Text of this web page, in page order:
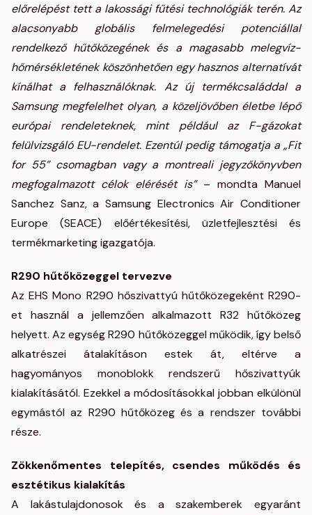
előrelépést tett a lakossági fűtési technológiák terén. Az
alacsonyabb globális felmelegedési potenciállal
rendelkező hűtőközegének és a magasabb melegvíz-
hőmérsékletének köszönhetően egy hasznos alternatívát
kínálhat a felhasználóknak. Az új termékcsaláddal a
Samsung megfelelhet olyan, a közeljövőben életbe lépő
európai rendeleteknek, mint például az F-gázokat
felülvizsgáló EU-rendelet. Ezentúl pedig támogatja a „Fit
for 55” csomagban vagy a montreali jegyzőkönyvben
megfogalmazott célok elérését is”– mondta Manuel
Sanchez Sanz, a Samsung Electronics Air Conditioner
Europe (SEACE) előértékesítési, üzletfejlesztési és
termékmarketing igazgatója.
R290 hűtőközeggel tervezve
Az EHS Mono R290 hőszivattyú hűtőközegeként R290-
et használ a jellemzően alkalmazott R32 hűtőközeg
helyett. Az egység R290 hűtőközeggel működik, így belső
alkatrészei átalakításon estek át, eltérve a
hagyományos monoblokk rendszerű hőszivattyúk
kialakításától. Ezekkel a módosításokkal jobban elkülönül
egymástól az R290 hűtőközeg és a rendszer további
része.
Zökkenőmentes telepítés, csendes működés és
esztétikus kialakítás
A lakástulajdonosok és a szakemberek egyaránt